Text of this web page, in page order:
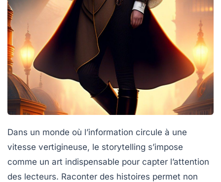
Dans un monde où l’information circule à une
vitesse vertigineuse, le storytelling s’impose
comme un art indispensable pour capter l’attention
des lecteurs. Raconter des histoires permet non